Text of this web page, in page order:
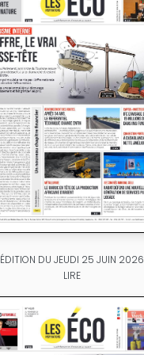
ÉDITION DU JEUDI 25 JUIN 2026
LIRE